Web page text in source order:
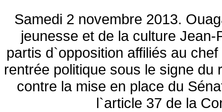
Samedi 2 novembre 2013.
jeunesse et de la culture
partis d`opposition affiliés au
rentrée politique sous le signe du
contre la mise en place du
l`article 37 de la